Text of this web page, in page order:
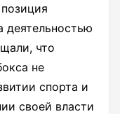
деятельностью
что
не
спорта и
своей власти